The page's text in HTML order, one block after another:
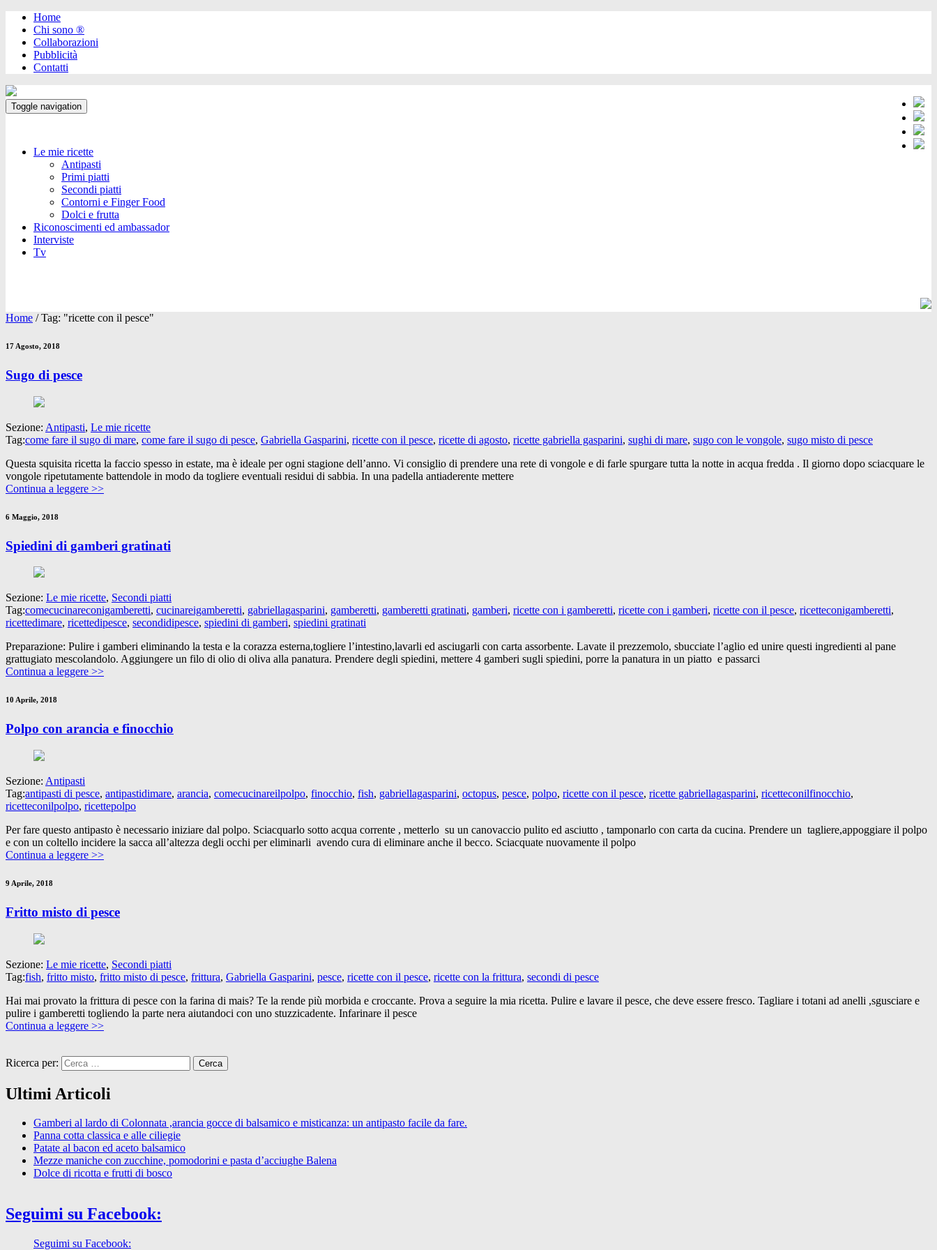
Home
Chi sono ®️
Collaborazioni
Pubblicità
Contatti
Toggle navigation
Le mie ricette
Antipasti
Primi piatti
Secondi piatti
Contorni e Finger Food
Dolci e frutta
Riconoscimenti ed ambassador
Interviste
Tv
Home /Tag: "ricette con il pesce"
17 Agosto, 2018
Sugo di pesce
Sezione: Antipasti, Le mie ricette
Tag:come fare il sugo di mare, come fare il sugo di pesce, Gabriella Gasparini, ricette con il pesce, ricette di agosto, ricette gabriella gasparini, sughi di mare, sugo con le vongole, sugo misto di pesce
Questa squisita ricetta la faccio spesso in estate, ma è ideale per ogni stagione dell’anno. Vi consiglio di prendere una rete di vongole e di farle spurgare tutta la notte in acqua fredda . Il giorno dopo sciacquare le
vongole ripetutamente battendole in modo da togliere eventuali residui di sabbia. In una padella antiaderente mettere
Continua a leggere >>
6 Maggio, 2018
Spiedini di gamberi gratinati
Sezione: Le mie ricette, Secondi piatti
Tag:comecucinareconigamberetti, cucinareigamberetti, gabriellagasparini, gamberetti, gamberetti gratinati, gamberi, ricette con i gamberetti, ricette con i gamberi, ricette con il pesce, ricetteconigamberetti,
ricettedimare, ricettedipesce, secondidipesce, spiedini di gamberi, spiedini gratinati
Preparazione: Pulire i gamberi eliminando la testa e la corazza esterna,togliere l’intestino,lavarli ed asciugarli con carta assorbente. Lavate il prezzemolo, sbucciate l’aglio ed unire questi ingredienti al pane
grattugiato mescolandolo. Aggiungere un filo di olio di oliva alla panatura. Prendere degli spiedini, mettere 4 gamberi sugli spiedini, porre la panatura in un piatto e passarci
Continua a leggere >>
10 Aprile, 2018
Polpo con arancia e finocchio
Sezione: Antipasti
Tag:antipasti di pesce, antipastidimare, arancia, comecucinareilpolpo, finocchio, fish, gabriellagasparini, octopus, pesce, polpo, ricette con il pesce, ricette gabriellagasparini, ricetteconilfinocchio,
ricetteconilpolpo, ricettepolpo
Per fare questo antipasto è necessario iniziare dal polpo. Sciacquarlo sotto acqua corrente , metterlo su un canovaccio pulito ed asciutto , tamponarlo con carta da cucina. Prendere un tagliere,appoggiare il polpo
e con un coltello incidere la sacca all’altezza degli occhi per eliminarli avendo cura di eliminare anche il becco. Sciacquate nuovamente il polpo
Continua a leggere >>
9 Aprile, 2018
Fritto misto di pesce
Sezione: Le mie ricette, Secondi piatti
Tag:fish, fritto misto, fritto misto di pesce, frittura, Gabriella Gasparini, pesce, ricette con il pesce, ricette con la frittura, secondi di pesce
Hai mai provato la frittura di pesce con la farina di mais? Te la rende più morbida e croccante. Prova a seguire la mia ricetta. Pulire e lavare il pesce, che deve essere fresco. Tagliare i totani ad anelli ,sgusciare e
pulire i gamberetti togliendo la parte nera aiutandoci con uno stuzzicadente. Infarinare il pesce
Continua a leggere >>
Ricerca per:
Ultimi Articoli
Gamberi al lardo di Colonnata ,arancia gocce di balsamico e misticanza: un antipasto facile da fare.
Panna cotta classica e alle ciliegie
Patate al bacon ed aceto balsamico
Mezze maniche con zucchine, pomodorini e pasta d’acciughe Balena
Dolce di ricotta e frutti di bosco
Seguimi su Facebook:
Seguimi su Facebook: